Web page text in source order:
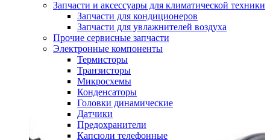
Запчасти и аксессуары для климатической техники
Запчасти для кондиционеров
Запчасти для увлажнителей воздуха
Прочие сервисные запчасти
Электронные компоненты
Термисторы
Транзисторы
Микросхемы
Конденсаторы
Головки динамические
Датчики
Предохранители
Капсюли телефонные